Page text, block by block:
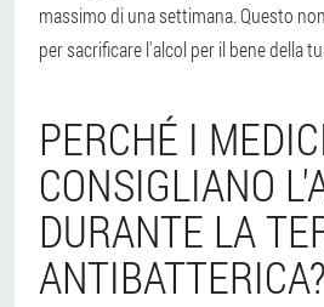
massimo di una settimana. Questo
per sacrificare l'alcol per il bene della
PERCHÉ I
CONSIGLIANO
DURANTE LA
ANTIBATTERICA?